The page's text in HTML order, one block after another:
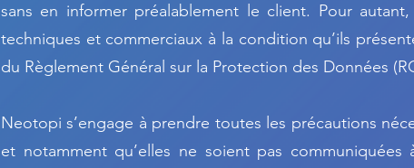
sans en informer préalablement le client. Pour
techniques et commerciaux à la condition qu’ils
du Règlement Général sur la Protection des Données
Neotopi s’engage à prendre toutes les précautions
et notamment qu’elles ne soient pas